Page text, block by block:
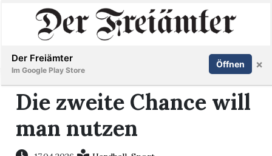
Inserieren Abonnieren Anmelden
Die zweite Chance will
man nutzen
Der Freiämter
Im Google Play Store
Öffnen ×